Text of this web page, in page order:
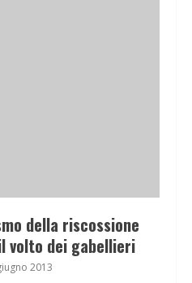
della riscossione
volto dei gabellieri
2013